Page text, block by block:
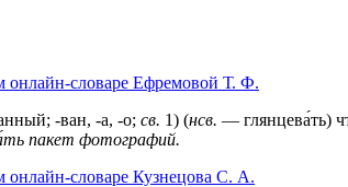
онлайн-словаре Ефремовой Т. Ф.
-ван, -а, -о; св. 1) (нсв. — глянцева́ть)
пакет фотографий.
онлайн-словаре Кузнецова С. А.